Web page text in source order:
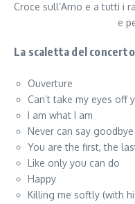
Croce sull’Arno e a tutti i
e
La scaletta del
Ouverture
Can’t take my eyes off
I am what I am
Never can say goodbye
You are the first, the
Like only you can do
Happy
Killing me softly (with